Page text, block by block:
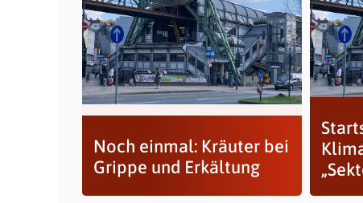
Noch einmal: Kräuter bei
Grippe und Erkältung